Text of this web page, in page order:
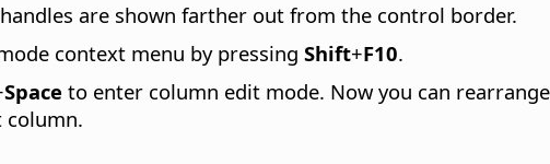
are shown farther out from the control border.
context menu by pressing Shift+F10.
Space to enter column edit mode. Now you can
column.